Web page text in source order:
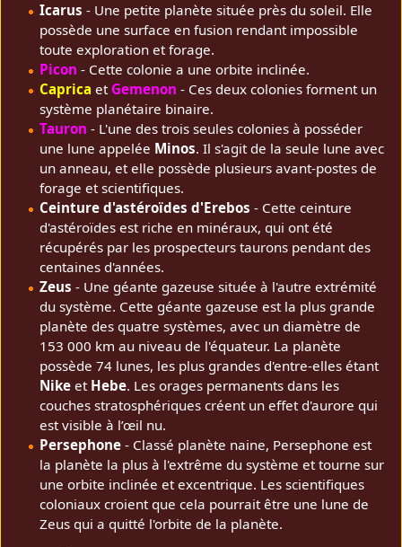
Icarus - Une petite planète située près du soleil. Elle
possède une surface en fusion rendant impossible
toute exploration et forage.
Picon - Cette colonie a une orbite inclinée.
Caprica et Gemenon - Ces deux colonies forment un
système planétaire binaire.
Tauron - L'une des trois seules colonies à posséder
une lune appelée Minos. Il s'agit de la seule lune avec
un anneau, et elle possède plusieurs avant-postes de
forage et scientifiques.
Ceinture d'astéroïdes d'Erebos - Cette ceinture
d'astéroïdes est riche en minéraux, qui ont été
récupérés par les prospecteurs taurons pendant des
centaines d'années.
Zeus - Une géante gazeuse située à l'autre extrémité
du système. Cette géante gazeuse est la plus grande
planète des quatre systèmes, avec un diamètre de
153 000 km au niveau de l'équateur. La planète
possède 74 lunes, les plus grandes d'entre-elles étant
Nikeet Hebe. Les orages permanents dans les
couches stratosphériques créent un effet d'aurore qui
est visible à l’œil nu.
Persephone- Classé planète naine, Persephone est
la planète la plus à l'extrême du système et tourne sur
une orbite inclinée et excentrique. Les scientifiques
coloniaux croient que cela pourrait être une lune de
Zeus qui a quitté l'orbite de la planète.